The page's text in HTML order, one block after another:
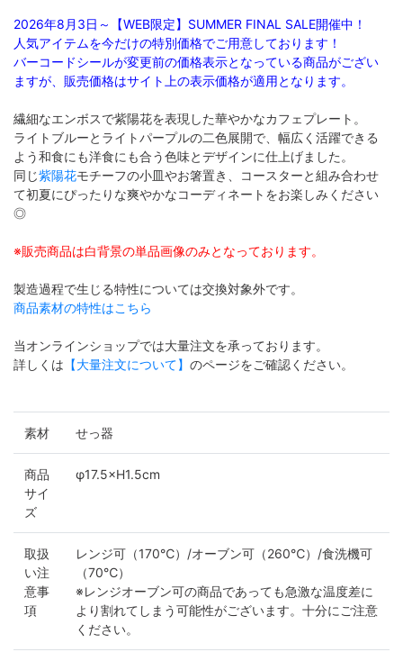
2026年8月3日～【WEB限定】SUMMER FINAL SALE開催中！
人気アイテムを今だけの特別価格でご用意しております！
バーコードシールが変更前の価格表示となっている商品がござい
ますが、販売価格はサイト上の表示価格が適用となります。
繊細なエンボスで紫陽花を表現した華やかなカフェプレート。
ライトブルーとライトパープルの二色展開で、幅広く活躍できる
よう和食にも洋食にも合う色味とデザインに仕上げました。
同じ紫陽花モチーフの小皿やお箸置き、コースターと組み合わせ
て初夏にぴったりな爽やかなコーディネートをお楽しみください
◎
※販売商品は白背景の単品画像のみとなっております。
製造過程で生じる特性については交換対象外です。
商品素材の特性はこちら
当オンラインショップでは大量注文を承っております。
詳しくは 【大量注文について】 のページをご確認ください。
素材 せっ器
商品
サイ
ズ
φ17.5×H1.5cm
取扱
い注
意事
項
レンジ可（170℃）/オーブン可（260℃）/食洗機可
（70℃）
※レンジオーブン可の商品であっても急激な温度差に
より割れてしまう可能性がございます。十分にご注意
ください。